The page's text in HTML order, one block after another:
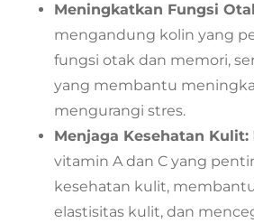
Meningkatkan Fungsi
mengandung kolin yang
fungsi otak dan memori,
yang membantu
mengurangi stres.
Menjaga Kesehatan Kulit:
vitamin A dan C yang
kesehatan kulit,
elastisitas kulit, dan